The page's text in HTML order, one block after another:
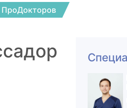
ПроДокторов